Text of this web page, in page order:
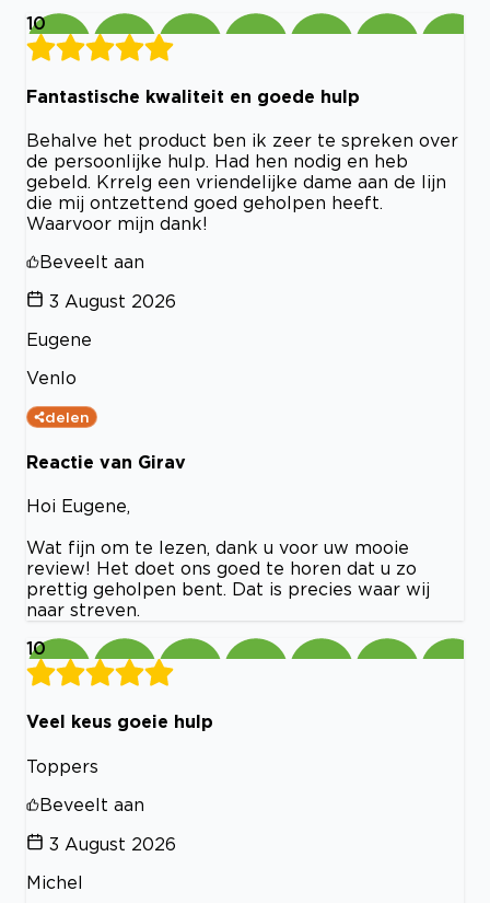
10
Fantastische kwaliteit en goede hulp
Behalve het product ben ik zeer te spreken over
de persoonlijke hulp. Had hen nodig en heb
gebeld. Krrelg een vriendelijke dame aan de lijn
die mij ontzettend goed geholpen heeft.
Waarvoor mijn dank!
Beveelt aan
3 August 2026
Eugene
Venlo
delen
Reactie van Girav
Hoi Eugene,
Wat fijn om te lezen, dank u voor uw mooie
review! Het doet ons goed te horen dat u zo
prettig geholpen bent. Dat is precies waar wij
naar streven.
10
Veel keus goeie hulp
Toppers
Beveelt aan
3 August 2026
Michel